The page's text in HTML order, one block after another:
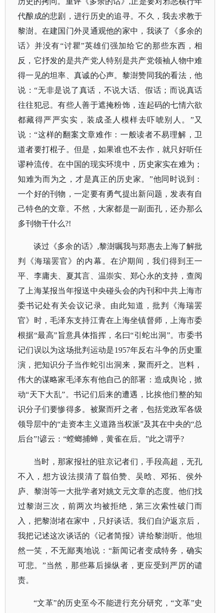
代酿成的悲剧，进行历史的追寻。不久，我去求教于
黎澍。在建国门外灵通观他的家中，我谈了《多余的
话》并没有“讨瞿”英雄们强加给它的那些东西，相
反，它抒发的是共产党人特别是共产党领袖人物中难
得一见的坦率、真诚的心声。黎澍赞同我的看法，他
说：“无非是说了真话，不说大话、假话；而说真话
往往犯忌。有些人善于遮掩粉饰，连起码的七情六欲
都藏得严严实实，装成圣人模样去吓唬别人。”又
说：“这样的翻案文章难作：一般读者不易理解，卫
道者要打棍子。但是，如果谁也不去作，就只好听任
谬种流传。在中国的现实环境中，历史家实在难为；
知难为而为之，才是真正的历史家。”他同时说到：
一个好的刊物，一定要有勇气提出新问题，发表有自
己特色的文章。不然，大家都是一副面孔，还办那么
多刊物干什么?!
谈过《多余的话》 ,黎澍嘱我与郑惠去上海了解批
判《海瑞罢官》的内幕。在沪期间，我们得到王一
平、李庸夫、夏其言、温崇实、郑心永的支持，查阅
了上海某报当年报送中央碰头会的内刊和中共上海市
委书记处有关会议记录。由此知道，批判《海瑞罢
官》时，毛泽东支持江青在上海坐镇督师，上海市委
根据“最高”旨意具体指挥，名曰“引蛇出洞”。市委书
记们误以为这场批判运动是1957年反右斗争的历史重
演，把知识分子当作蛇引出洞来，聚而歼之。岂料，
伟大的谋略家毛泽东有他自己的部署：造成舆论，掀
动“天下大乱”。书记们后来的遭遇，比挨他们整的知
识分子们要惨得多。被聚而歼之者，包括党政军各级
领导层中的“走资本主义道路当权派”及其在中央的“总
后台”!谚云：“螳螂捕蝉，黄雀在后。”此之谓乎?
当时，那家报社的驻京记者们，手段高超，无孔
不入，想方设法摸清了翦伯赞、吴晗、邓拓、侯外
庐、黎澍等一大批学者对姚文元文章的态度。他们找
过黎澍三次，前两次均被拒绝，第三次索性破门而
入，把黎澍堵在家中，只好谈话。我们自沪返京后，
我把记述这次谈话的《记者简报》讲给黎澍听。他坦
然一笑，不无鄙夷地说： “新闻记者变成特务，确实
可悲。”当然，那些幕后操纵者，更应受到严厉的谴
责。
“文革”的历史至今不能进行充分研究，“文革”史